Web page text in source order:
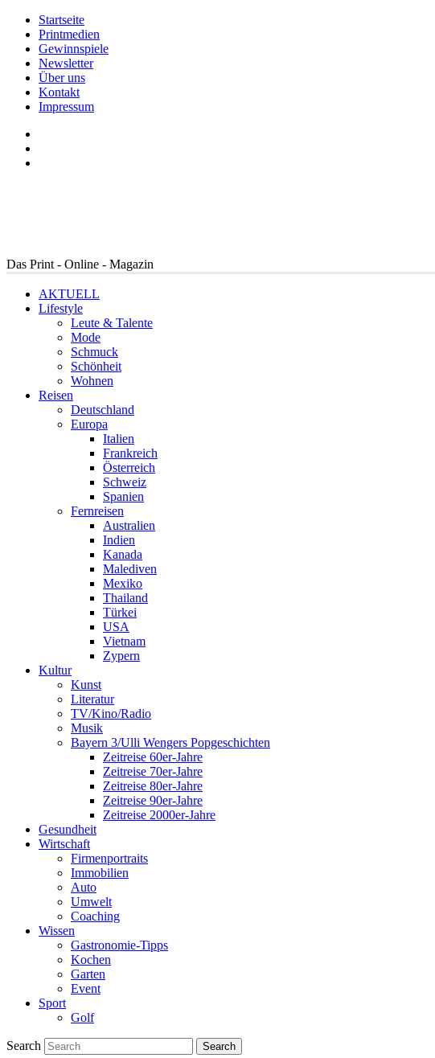
Startseite
Printmedien
Gewinnspiele
Newsletter
Über uns
Kontakt
Impressum
Das Print - Online - Magazin
AKTUELL
Lifestyle
Leute & Talente
Mode
Schmuck
Schönheit
Wohnen
Reisen
Deutschland
Europa
Italien
Frankreich
Österreich
Schweiz
Spanien
Fernreisen
Australien
Indien
Kanada
Malediven
Mexiko
Thailand
Türkei
USA
Vietnam
Zypern
Kultur
Kunst
Literatur
TV/Kino/Radio
Musik
Bayern 3/Ulli Wengers Popgeschichten
Zeitreise 60er-Jahre
Zeitreise 70er-Jahre
Zeitreise 80er-Jahre
Zeitreise 90er-Jahre
Zeitreise 2000er-Jahre
Gesundheit
Wirtschaft
Firmenportraits
Immobilien
Auto
Umwelt
Coaching
Wissen
Gastronomie-Tipps
Kochen
Garten
Event
Sport
Golf
Search